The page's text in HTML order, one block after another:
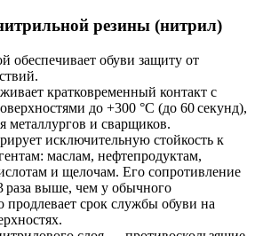
резины (нитрил)
обеспечивает обуви защиту от
кратковременный контакт с
до +300 °C (до 60 секунд),
металлургов и сварщиков.
исключительную стойкость к
маслам, нефтепродуктам,
и щелочам. Его сопротивление
раза выше, чем у обычного
продлевает срок службы обуви на